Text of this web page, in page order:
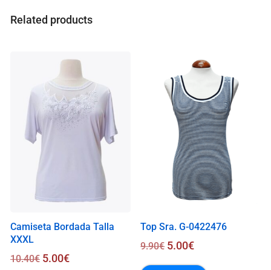
a
Related products
Camiseta Bordada Talla
XXXL
10.40€ 5.00€
Top Sra. G-0422476
9.90€ 5.00€